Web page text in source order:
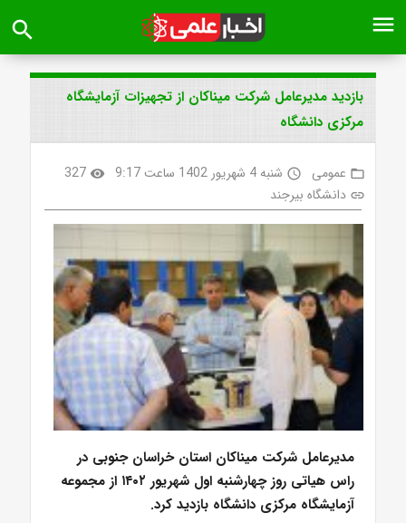
menu
search
بازدید مدیرعامل شرکت میناکان از تجهیزات آزمایشگاه
مرکزی دانشگاه
folder_open عمومی access_time شنبه 4 شهریور 1402 ساعت 9:17 visibility
327
link دانشگاه بیرجند
مدیرعامل شرکت میناکان استان خراسان جنوبی در
راس هیاتی روز چهارشنبه اول شهریور ۱۴۰۲ از مجموعه
آزمایشگاه مرکزی دانشگاه بازدید کرد.